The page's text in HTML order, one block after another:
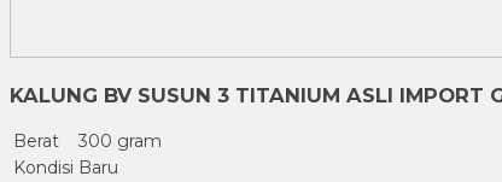
KALUNG BV SUSUN 3 TITANIUM ASLI IMPORT
Berat
300 gram
Kondisi Baru